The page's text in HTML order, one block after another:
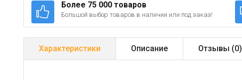
Более 75 000 товаров
Большой выбор товаров в наличии или под заказ!
Характеристики Описание Отзывы (0)